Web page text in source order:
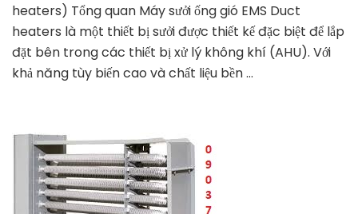
heaters) Tổng quan Máy sưởi ống gió EMS Duct
heaters là một thiết bị sưởi được thiết kế đặc biệt để lắp
đặt bên trong các thiết bị xử lý không khí (AHU). Với
khả năng tùy biến cao và chất liệu bền …